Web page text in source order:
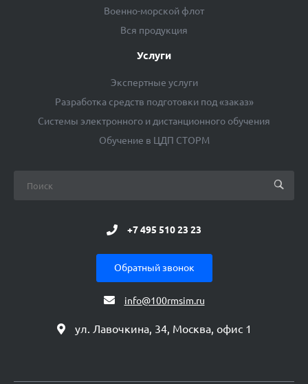
Военно-морской флот
Вся продукция
Услуги
Экспертные услуги
Разработка средств подготовки под «заказ»
Системы электронного и дистанционного обучения
Обучение в ЦДП СТОРМ
+7 495 510 23 23
Обратный звонок
info@100rmsim.ru
ул. Лавочкина, 34, Москва, офис 1